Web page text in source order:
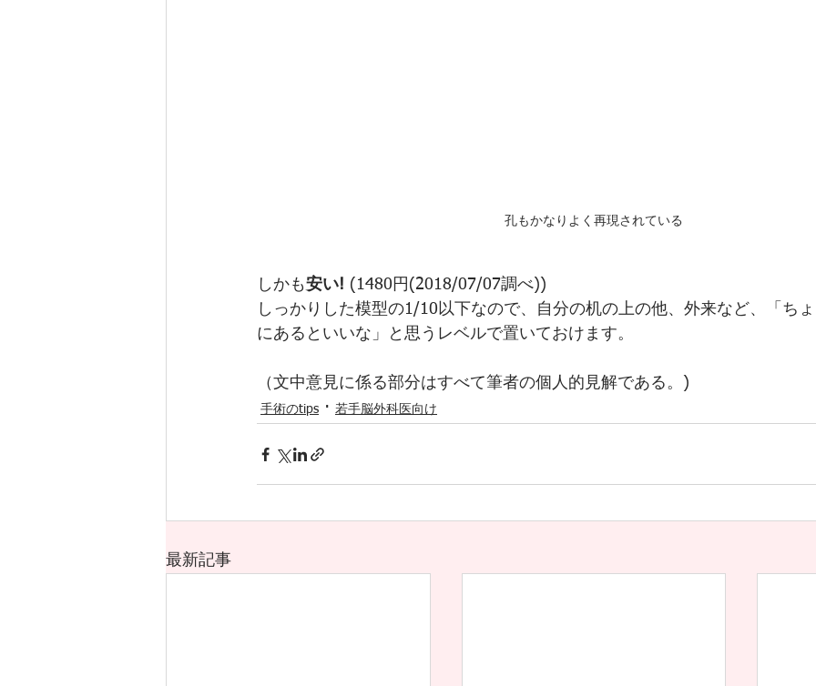
孔もかなりよく再現されている
しかも安い! (1480円(2018/07/07調べ))
しっかりした模型の1/10以下なので、自分の机の上の他、外来など、「ち
にあるといいな」と思うレベルで置いておけます。
（文中意見に係る部分はすべて筆者の個人的見解である。)
手術のtips 若手脳外科医向け
最新記事